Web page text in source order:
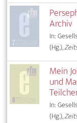
Archiv
In:
(Hg.),
Mein
und
In:
(Hg.),